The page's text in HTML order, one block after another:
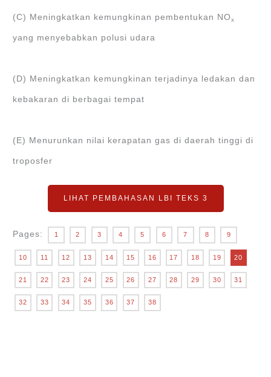
(C) Meningkatkan kemungkinan pembentukan NOx
yang menyebabkan polusi udara
(D) Meningkatkan kemungkinan terjadinya ledakan dan
kebakaran di berbagai tempat
(E) Menurunkan nilai kerapatan gas di daerah tinggi di
troposfer
LIHAT PEMBAHASAN LBI TEKS 3
Pages: 1 2 3 4 5 6 7 8 9
10 11 12 13 14 15 16 17 18 19 20
21 22 23 24 25 26 27 28 29 30 31
32 33 34 35 36 37 38